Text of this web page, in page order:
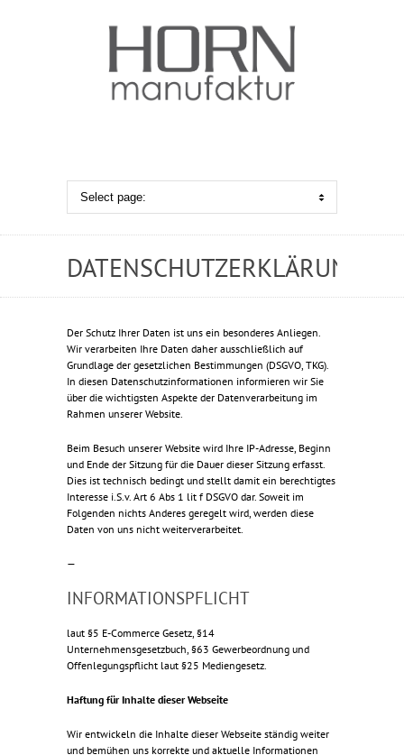
DATENSCHUTZERKLÄRUNG
Der Schutz Ihrer Daten ist uns ein besonderes Anliegen.
Wir verarbeiten Ihre Daten daher ausschließlich auf
Grundlage der gesetzlichen Bestimmungen (DSGVO, TKG).
In diesen Datenschutzinformationen informieren wir Sie
über die wichtigsten Aspekte der Datenverarbeitung im
Rahmen unserer Website.
Beim Besuch unserer Website wird Ihre IP-Adresse, Beginn
und Ende der Sitzung für die Dauer dieser Sitzung erfasst.
Dies ist technisch bedingt und stellt damit ein berechtigtes
Interesse i.S.v. Art 6 Abs 1 lit f DSGVO dar. Soweit im
Folgenden nichts Anderes geregelt wird, werden diese
Daten von uns nicht weiterverarbeitet.
—
INFORMATIONSPFLICHT
laut §5 E-Commerce Gesetz, §14
Unternehmensgesetzbuch, §63 Gewerbeordnung und
Offenlegungspflicht laut §25 Mediengesetz.
Haftung für Inhalte dieser Webseite
Wir entwickeln die Inhalte dieser Webseite ständig weiter
und bemühen uns korrekte und aktuelle Informationen